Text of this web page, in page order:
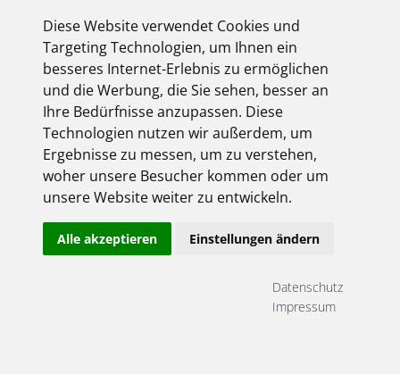
Diese Website verwendet Cookies und
Targeting Technologien, um Ihnen ein
besseres Internet-Erlebnis zu ermöglichen
und die Werbung, die Sie sehen, besser an
Ihre Bedürfnisse anzupassen. Diese
Technologien nutzen wir außerdem, um
Ergebnisse zu messen, um zu verstehen,
woher unsere Besucher kommen oder um
unsere Website weiter zu entwickeln.
Alle akzeptieren Einstellungen ändern
Datenschutz
Impressum